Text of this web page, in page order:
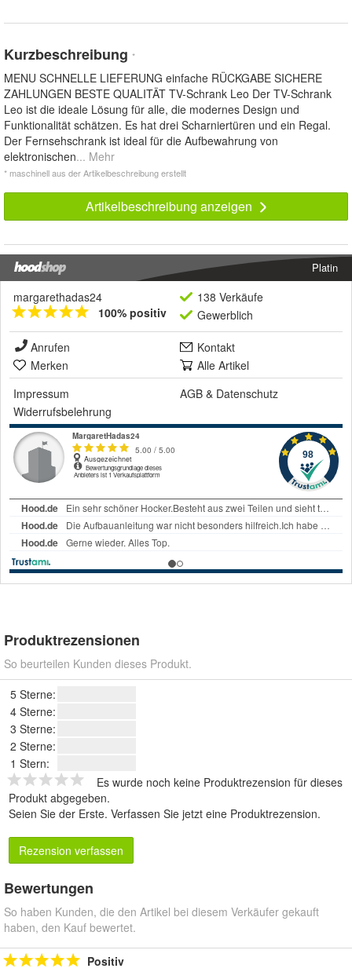
Kurzbeschreibung *
MENU SCHNELLE LIEFERUNG einfache RÜCKGABE SICHERE
ZAHLUNGEN BESTE QUALITÄT TV-Schrank Leo Der TV-Schrank
Leo ist die ideale Lösung für alle, die modernes Design und
Funktionalität schätzen. Es hat drei Scharniertüren und ein Regal.
Der Fernsehschrank ist ideal für die Aufbewahrung von
elektronischen... Mehr
* maschinell aus der Artikelbeschreibung erstellt
Artikelbeschreibung anzeigen
Platin
margarethadas24
100% positiv
138 Verkäufe
Gewerblich
Anrufen
Kontakt
Merken
Alle Artikel
Impressum
AGB & Datenschutz
Widerrufsbelehrung
Produktrezensionen
So beurteilen Kunden dieses Produkt.
5 Sterne:
4 Sterne:
3 Sterne:
2 Sterne:
1 Stern:
Es wurde noch keine Produktrezension für dieses
Produkt abgegeben.
Seien Sie der Erste. Verfassen Sie jetzt eine Produktrezension.
Rezension verfassen
Bewertungen
So haben Kunden, die den Artikel bei diesem Verkäufer gekauft
haben, den Kauf bewertet.
Positiv